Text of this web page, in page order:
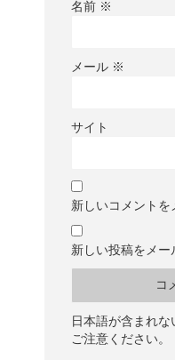
名前 ※
メール ※
サイト
新しいコメントを
新しい投稿をメー
日本語が含まれ
ご注意ください。